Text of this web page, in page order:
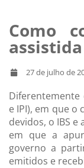
Como
assistida
27 de julho de
Diferentemente
e IPI), em que
devidos, o IBS
em que a
governo a
emitidos e